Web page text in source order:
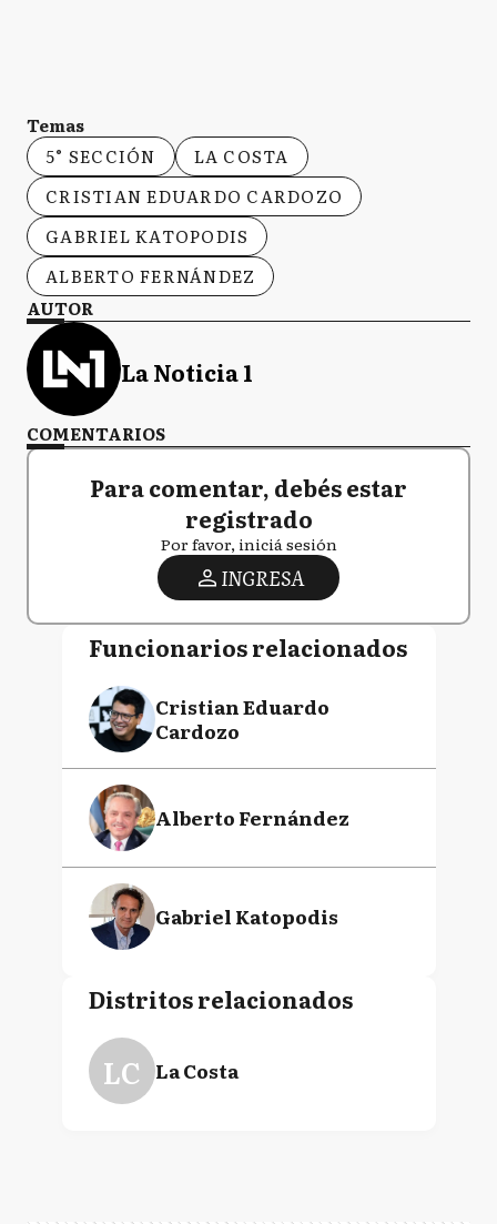
Temas
5° SECCIÓN
LA COSTA
CRISTIAN EDUARDO CARDOZO
GABRIEL KATOPODIS
ALBERTO FERNÁNDEZ
AUTOR
La Noticia 1
COMENTARIOS
Para comentar, debés estar
registrado
Por favor, iniciá sesión
INGRESA
Funcionarios relacionados
Cristian Eduardo
Cardozo
Alberto Fernández
Gabriel Katopodis
Distritos relacionados
LC La Costa